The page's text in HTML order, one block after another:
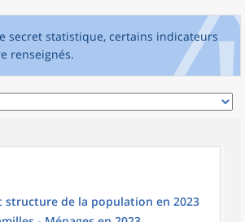
secret statistique, certains indicateurs
renseignés.
structure de la population en 2023